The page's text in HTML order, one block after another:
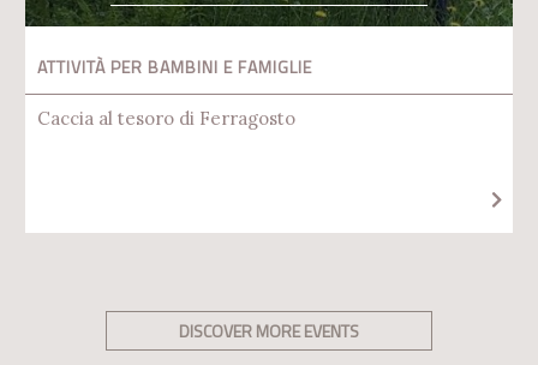
ATTIVITÀ PER BAMBINI E FAMIGLIE
Caccia al tesoro di Ferragosto
DISCOVER MORE EVENTS